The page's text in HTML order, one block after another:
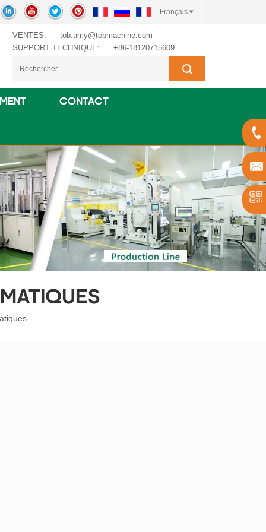
Français
VENTES:
tob.amy@tobmachine.com
SUPPORT TECHNIQUE:
+86-18120715609
CONTACT